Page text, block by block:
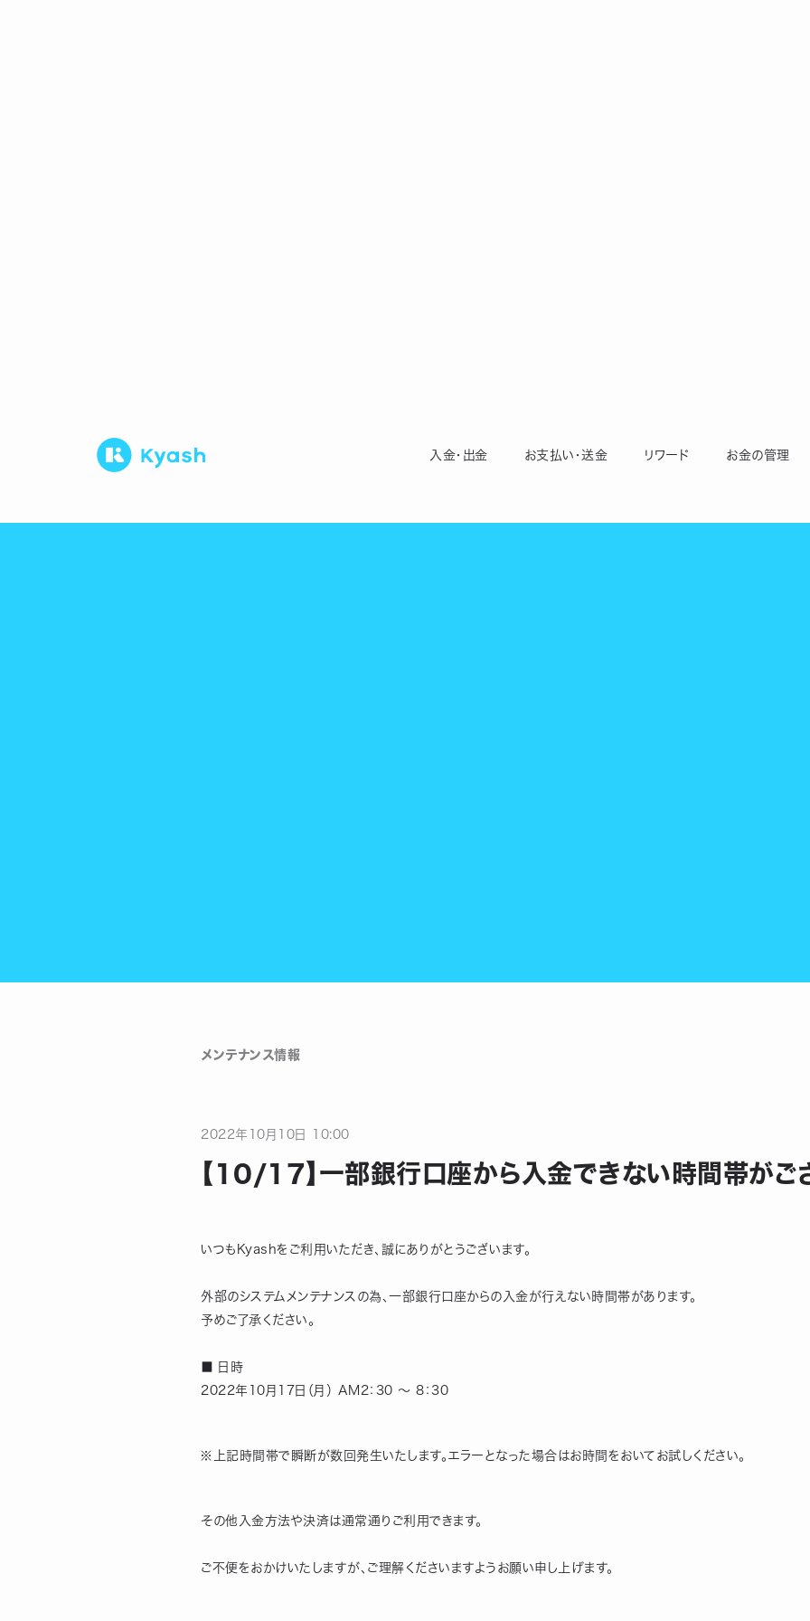
入金・出金 お支払い・送金 リワード お金の管理
メンテナンス情報
2022年 10月 10日 10:00
【10/17】一部銀行口座から入金できない時間帯がご
いつもKyashをご利用いただき、誠にありがとうございます。
外部のシステムメンテナンスの為、一部銀行口座からの入金が行えない時間帯があります。
予めご了承ください。
■ 日時
2022年10月17日（月） AM2：30 ～ 8：30
※上記時間帯で瞬断が数回発生いたします。エラーとなった場合はお時間をおいてお試しください。
その他入金方法や決済は通常通りご利用できます。
ご不便をおかけいたしますが、ご理解くださいますようお願い申し上げます。